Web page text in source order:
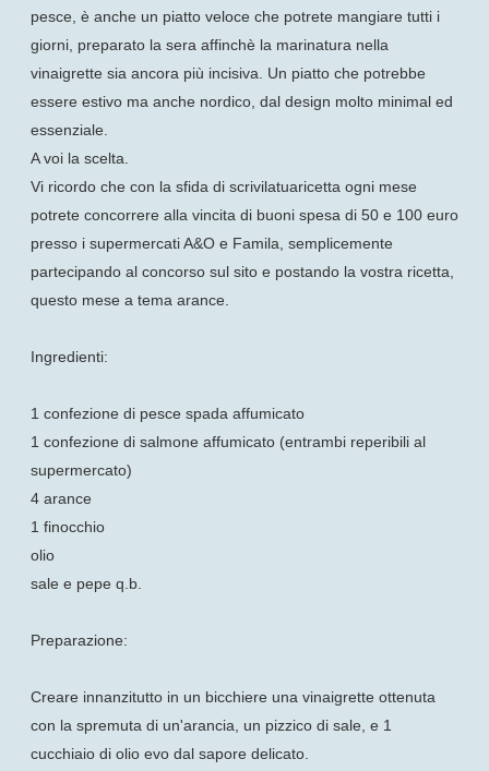
pesce, è anche un piatto veloce che potrete mangiare tutti i
giorni, preparato la sera affinchè la marinatura nella
vinaigrette sia ancora più incisiva. Un piatto che potrebbe
essere estivo ma anche nordico, dal design molto minimal ed
essenziale.
A voi la scelta.
Vi ricordo che con la sfida di scrivilatuaricetta ogni mese
potrete concorrere alla vincita di buoni spesa di 50 e 100 euro
presso i supermercati A&O e Famila, semplicemente
partecipando al concorso sul sito e postando la vostra ricetta,
questo mese a tema arance.
Ingredienti:
1 confezione di pesce spada affumicato
1 confezione di salmone affumicato (entrambi reperibili al
supermercato)
4 arance
1 finocchio
olio
sale e pepe q.b.
Preparazione:
Creare innanzitutto in un bicchiere una vinaigrette ottenuta
con la spremuta di un'arancia, un pizzico di sale, e 1
cucchiaio di olio evo dal sapore delicato.